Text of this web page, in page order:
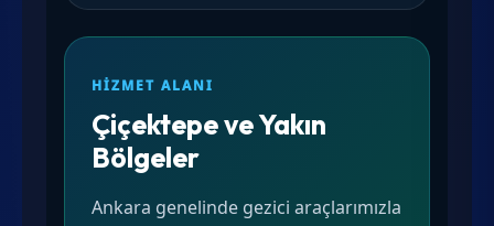
HIZMET ALANI
Çiçektepe ve Yakın
Bölgeler
Ankara genelinde gezici araçlarımızla